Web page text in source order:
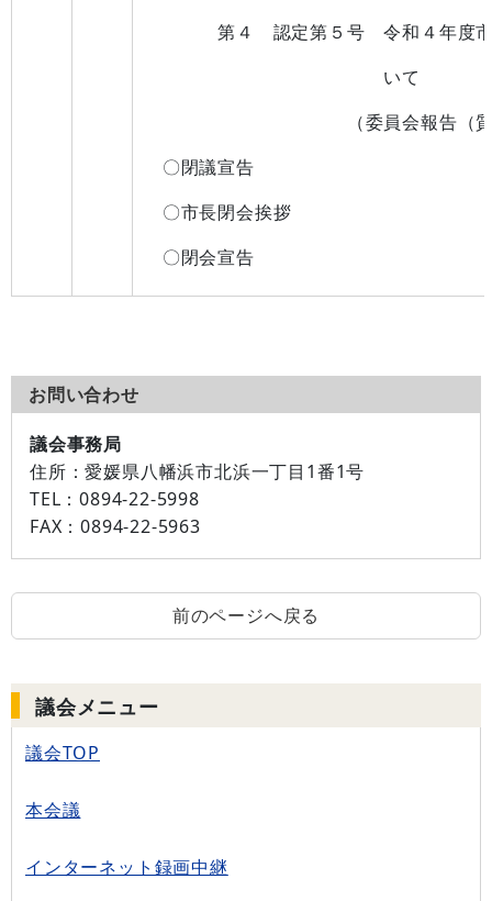
第４ 認定第５号 令和４年度
いて
（委員会報告（質疑）、
〇閉議宣告
〇市長閉会挨拶
〇閉会宣告
お問い合わせ
議会事務局
住所：愛媛県八幡浜市北浜一丁目1番1号
TEL：0894-22-5998
FAX：0894-22-5963
前のページへ戻る
議会メニュー
議会TOP
本会議
インターネット録画中継